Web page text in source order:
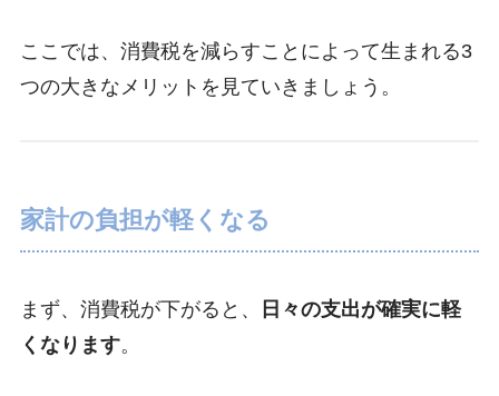
ここでは、消費税を減らすことによって生まれる3
つの大きなメリットを見ていきましょう。
家計の負担が軽くなる
まず、消費税が下がると、
日々の支出が確実に軽
くなります。